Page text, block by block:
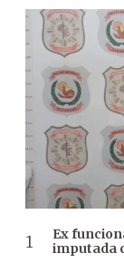
Ex
imputada